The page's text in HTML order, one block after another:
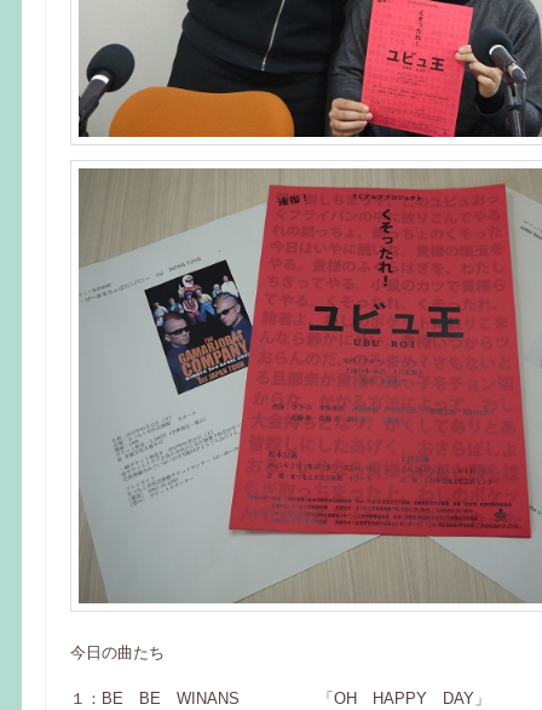
今日の曲たち
１：BE BE WINANS 「OH HAPPY DAY」